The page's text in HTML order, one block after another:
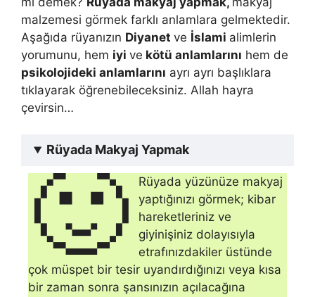
malzemesi görmek farklı anlamlara gelmektedir.
Aşağıda rüyanızın Diyanet ve İslami alimlerin
yorumunu, hem iyi ve kötü anlamlarını hem de
psikolojideki anlamlarını ayrı ayrı başlıklara
tıklayarak öğrenebileceksiniz. Allah hayra
çevirsin…
Rüyada Makyaj Yapmak
🙂
Rüyada yüzünüze makyaj
yaptığınızı görmek; kibar
hareketleriniz ve
giyinişiniz dolayısıyla
etrafınızdakiler üstün­de
çok müspet bir tesir uyandırdığınızı veya kısa
bir zaman sonra şansınızın açılacağına